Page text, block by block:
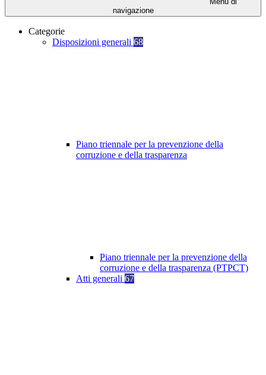
navigazione
Categorie
Disposizioni generali 68
Piano triennale per la prevenzione della
corruzione e della trasparenza
Piano triennale per la prevenzione della
corruzione e della trasparenza (PTPCT)
Atti generali 67